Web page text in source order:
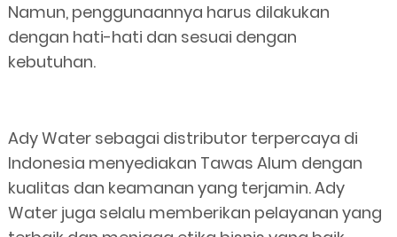
Namun, penggunaannya harus dilakukan
dengan hati-hati dan sesuai dengan
kebutuhan.
Ady Water sebagai distributor terpercaya di
Indonesia menyediakan Tawas Alum dengan
kualitas dan keamanan yang terjamin. Ady
Water juga selalu memberikan pelayanan yang